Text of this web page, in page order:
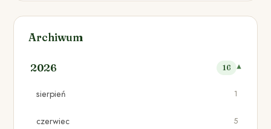
Archiwum
2026 16
sierpień 1
czerwiec 5